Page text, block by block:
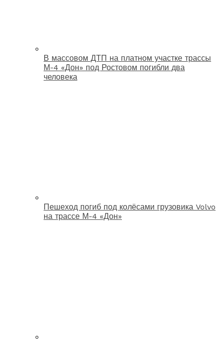
В массовом ДТП на платном участке трассы
М-4 «Дон» под Ростовом погибли два
человека
Пешеход погиб под колёсами грузовика Volvo
на трассе М-4 «Дон»